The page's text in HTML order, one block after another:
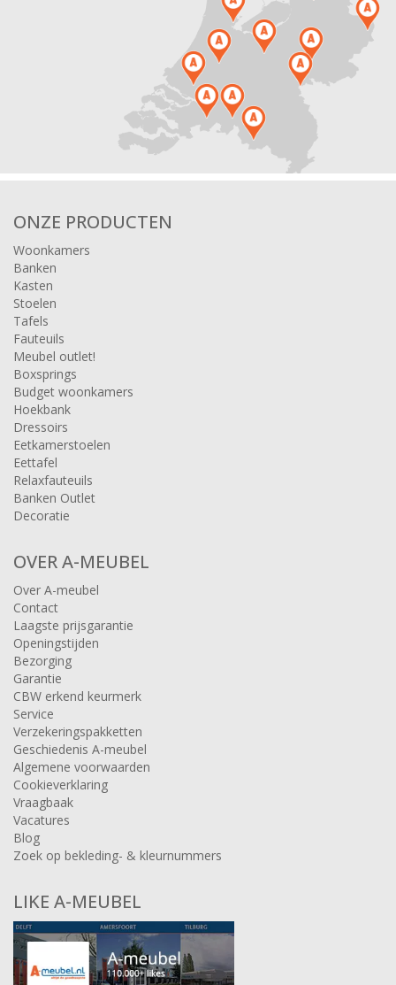
ONZE PRODUCTEN
Woonkamers
Banken
Kasten
Stoelen
Tafels
Fauteuils
Meubel outlet!
Boxsprings
Budget woonkamers
Hoekbank
Dressoirs
Eetkamerstoelen
Eettafel
Relaxfauteuils
Banken Outlet
Decoratie
OVER A-MEUBEL
Over A-meubel
Contact
Laagste prijsgarantie
Openingstijden
Bezorging
Garantie
CBW erkend keurmerk
Service
Verzekeringspakketten
Geschiedenis A-meubel
Algemene voorwaarden
Cookieverklaring
Vraagbaak
Vacatures
Blog
Zoek op bekleding- & kleurnummers
LIKE A-MEUBEL